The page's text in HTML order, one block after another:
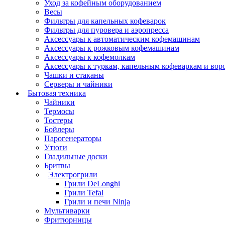
Уход за кофейным оборудованием
Весы
Фильтры для капельных кофеварок
Фильтры для пуровера и аэропресса
Аксессуары к автоматическим кофемашинам
Аксессуары к рожковым кофемашинам
Аксессуары к кофемолкам
Аксессуары к туркам, капельным кофеваркам и
Чашки и стаканы
Серверы и чайники
Бытовая техника
Чайники
Термосы
Тостеры
Бойлеры
Парогенераторы
Утюги
Гладильные доски
Бритвы
Электрогрили
Грили DeLonghi
Грили Tefal
Грили и печи Ninja
Мультиварки
Фритюрницы